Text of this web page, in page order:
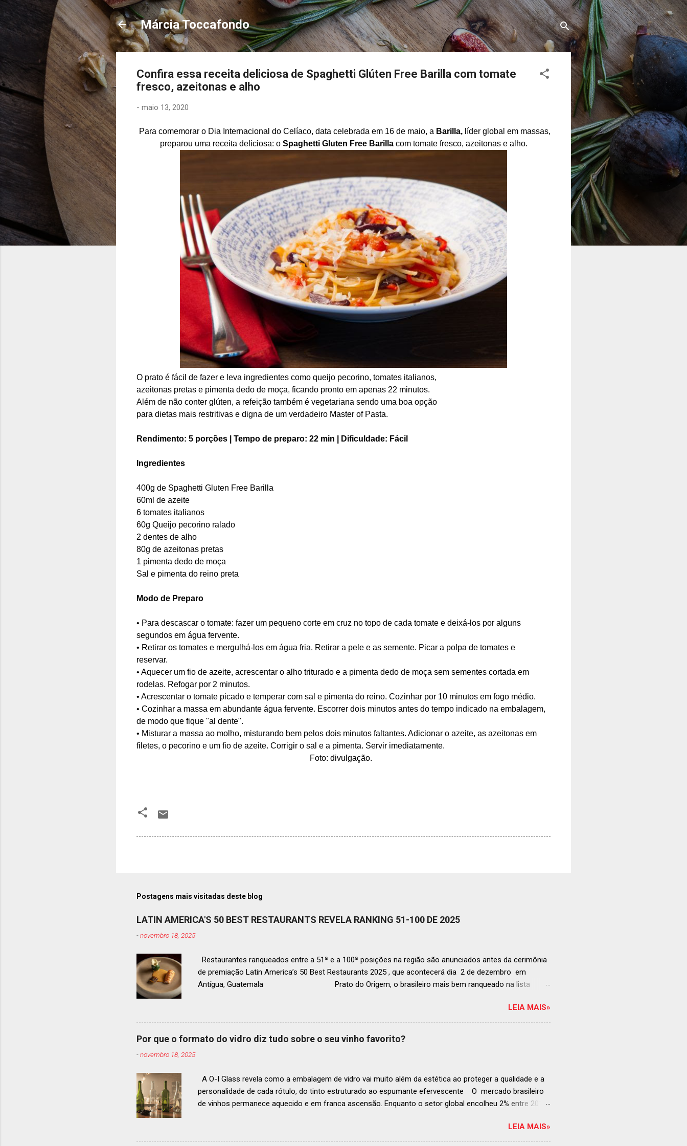
Pular para o conteúdo principal
Márcia Toccafondo
Confira essa receita deliciosa de Spaghetti Glúten Free Barilla com tomate
fresco, azeitonas e alho
- maio 13, 2020
Para comemorar o Dia Internacional do Celíaco, data celebrada em 16 de maio, a Barilla,líder global em massas,
preparou uma receita deliciosa: oSpaghetti Gluten Free Barilla com tomate fresco, azeitonas e alho.
O prato é fácil de fazer e leva ingredientes como queijo pecorino, tomates italianos,
azeitonas pretas e pimenta dedo de moça, ficando pronto em apenas 22 minutos.
Além de não conter glúten, a refeição também é vegetariana sendo uma boa opção
para dietas mais restritivas e digna de um verdadeiro Master of Pasta.
Rendimento: 5 porções | Tempo de preparo: 22 min | Dificuldade: Fácil
Ingredientes
400g de Spaghetti Gluten Free Barilla
60ml de azeite
6 tomates italianos
60g Queijo pecorino ralado
2 dentes de alho
80g de azeitonas pretas
1 pimenta dedo de moça
Sal e pimenta do reino preta
Modo de Preparo
• Para descascar o tomate: fazer um pequeno corte em cruz no topo de cada tomate e deixá-los por alguns
segundos em água fervente.
• Retirar os tomates e mergulhá-los em água fria. Retirar a pele e as semente. Picar a polpa de tomates e
reservar.
• Aquecer um fio de azeite, acrescentar o alho triturado e a pimenta dedo de moça sem sementes cortada em
rodelas. Refogar por 2 minutos.
• Acrescentar o tomate picado e temperar com sal e pimenta do reino. Cozinhar por 10 minutos em fogo médio.
• Cozinhar a massa em abundante água fervente. Escorrer dois minutos antes do tempo indicado na embalagem,
de modo que fique "al dente".
• Misturar a massa ao molho, misturando bem pelos dois minutos faltantes. Adicionar o azeite, as azeitonas em
filetes, o pecorino e um fio de azeite. Corrigir o sal e a pimenta. Servir imediatamente.
Foto: divulgação.
Postagens mais visitadas deste blog
LATIN AMERICA'S 50 BEST RESTAURANTS REVELA RANKING 51-100 DE 2025
-novembro 18, 2025
Restaurantes ranqueados entre a 51ª e a 100ª posições na região são anunciados antes da cerimônia
de premiação Latin America’s 50 Best Restaurants 2025 , que acontecerá dia 2 de dezembro em
Antígua, Guatemala Prato do Origem, o brasileiro mais bem ranqueado na lista
ranqueados nas posições No.51 a No.100,em celebração ao panorama vibrante e diversificado da
gastronomia de toda a região. A lista expandida demonstra o empenho da organização em reconhecer
um espectro mais amplo de talentos gastronômicos e prepara o palco para a grande revelação da
LEIA MAIS»
Por que o formato do vidro diz tudo sobre o seu vinho favorito?
-novembro 18, 2025
A O-I Glass revela como a embalagem de vidro vai muito além da estética ao proteger a qualidade e a
personalidade de cada rótulo, do tinto estruturado ao espumante efervescente O mercado brasileiro
de vinhos permanece aquecido e em franca ascensão. Enquanto o setor global encolheu 2% entre 2019
até 2029, de acordo com a consultoria Euromonitor. É neste cenário de taças cheias e expansão
contínua que a O-I Glass, líder mundial na fabricação de embalagens de vidro, se posiciona como
LEIA MAIS»